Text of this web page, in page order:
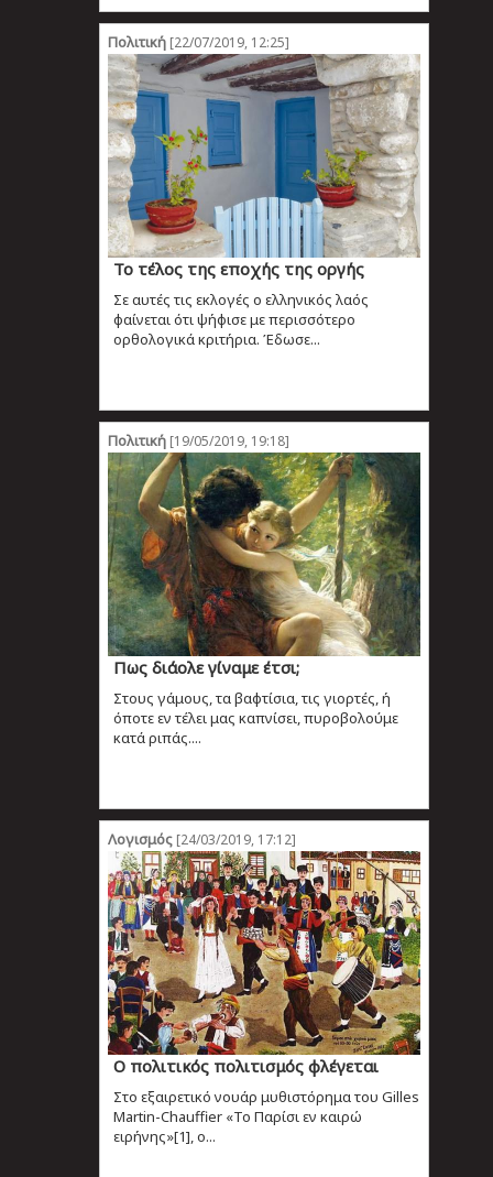
Πολιτική[22/07/2019, 12:25]
Το τέλος της εποχής της οργής
Σε αυτές τις εκλογές ο ελληνικός λαός
φαίνεται ότι ψήφισε με περισσότερο
ορθολογικά κριτήρια. Έδωσε...
Πολιτική[19/05/2019, 19:18]
Πως διάολε γίναμε έτσι;
Στους γάμους, τα βαφτίσια, τις γιορτές, ή
όποτε εν τέλει μας καπνίσει, πυροβολούμε
κατά ριπάς....
Λογισμός[24/03/2019, 17:12]
Ο πολιτικός πολιτισμός φλέγεται
Στο εξαιρετικό νουάρ μυθιστόρημα του Gilles
Martin-Chauffier «Το Παρίσι εν καιρώ
ειρήνης»[1], ο...